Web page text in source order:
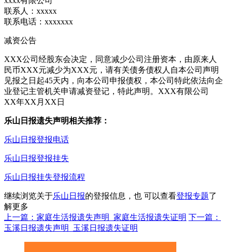
联系人：xxxxx
联系电话：xxxxxxx
减资公告
XXX公司经股东会决定，同意减少公司注册资本，由原来人
民币XXX元减少为XXX元，请有关债务债权人自本公司声明
见报之日起45天内，向本公司申报债权，本公司特此依法向企
业登记主管机关申请减资登记，特此声明。XXX有限公司
XX年XX月XX日
乐山日报遗失声明相关推荐：
乐山日报登报电话
乐山日报登报挂失
乐山日报挂失登报流程
继续浏览关于乐山日报的登报信息，也 可以查看登报专题了
解更多
上一篇：家庭生活报遗失声明_家庭生活报遗失证明 下一篇：
玉溪日报遗失声明_玉溪日报遗失证明